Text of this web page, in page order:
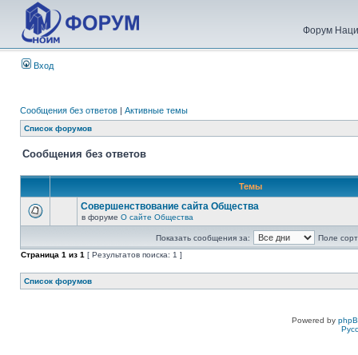
Форум
Вход
Сообщения без ответов | Активные темы
Список форумов
Сообщения без ответов
Темы
Совершенствование сайта Общества
в форуме О сайте Общества
Показать сообщения за:
Поле
Страница 1 из 1 [ Результатов поиска: 1 ]
Список форумов
Powered by